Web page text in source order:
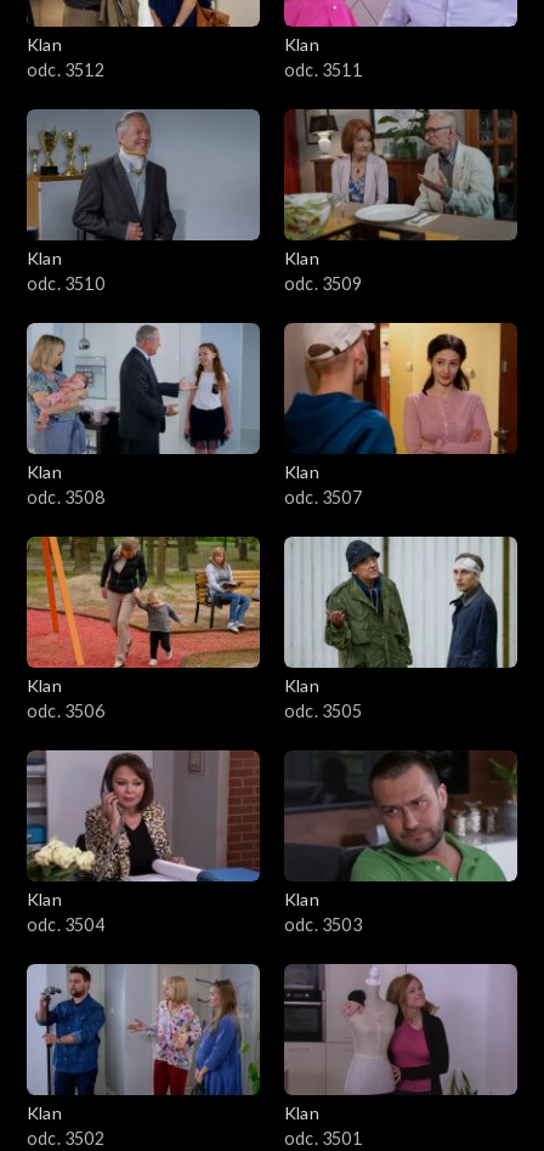
Klan
odc. 3512
Klan
odc. 3511
Klan
odc. 3510
Klan
odc. 3509
Klan
odc. 3508
Klan
odc. 3507
Klan
odc. 3506
Klan
odc. 3505
Klan
odc. 3504
Klan
odc. 3503
Klan
odc. 3502
Klan
odc. 3501